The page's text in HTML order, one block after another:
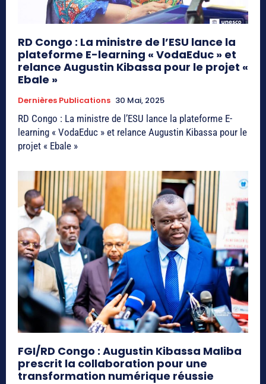
RD Congo : La ministre de l’ESU lance la
plateforme E-learning « VodaEduc » et
relance Augustin Kibassa pour le projet «
Ebale »
Dernières Publications 30 Mai, 2025
RD Congo : La ministre de l’ESU lance la plateforme E-
learning « VodaEduc » et relance Augustin Kibassa pour le
projet « Ebale »
FGI/RD Congo : Augustin Kibassa Maliba
prescrit la collaboration pour une
transformation numérique réussie